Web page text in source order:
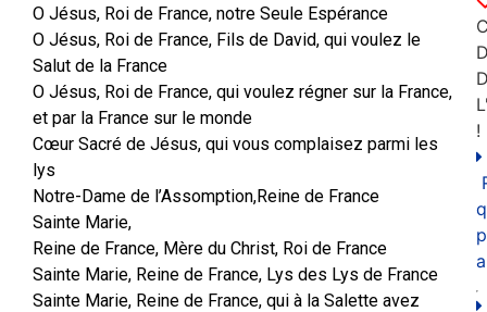
O Jésus, Roi de France, notre Seule Espérance
O Jésus, Roi de France, Fils de David, qui voulez le
Salut de la France
O Jésus, Roi de France, qui voulez régner sur la France,
et par la France sur le monde
Cœur Sacré de Jésus, qui vous complaisez parmi les
lys
Notre-Dame de l’Assomption,Reine de France
Sainte Marie,
Reine de France, Mère du Christ, Roi de France
Sainte Marie, Reine de France, Lys des Lys de France
Sainte Marie, Reine de France, qui à la Salette avez
!